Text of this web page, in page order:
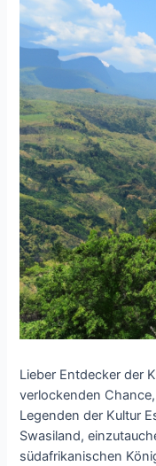
Lieber Entdecker der
verlockenden
Legenden der Kultur
Swasiland,
südafrikanischen